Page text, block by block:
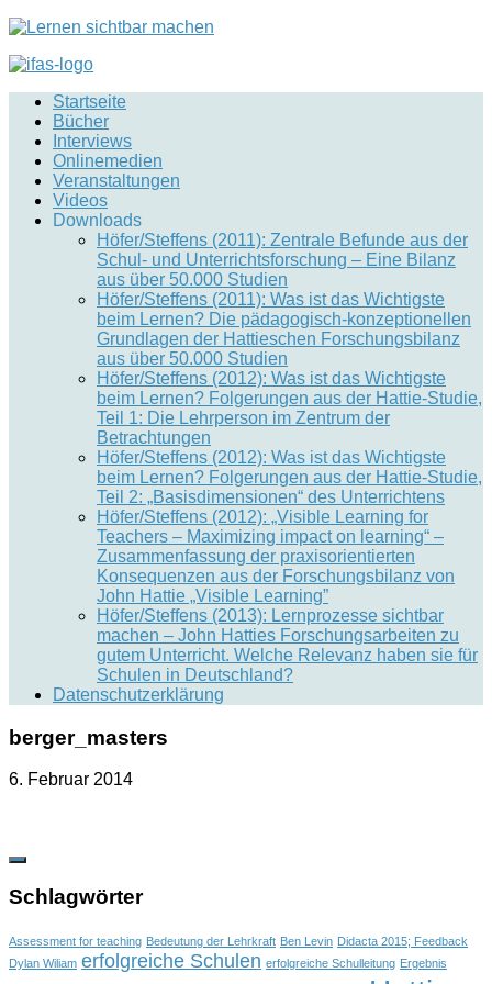
Startseite
Bücher
Interviews
Onlinemedien
Veranstaltungen
Videos
Downloads
Höfer/Steffens (2011): Zentrale Befunde aus der
Schul- und Unterrichtsforschung – Eine Bilanz
aus über 50.000 Studien
Höfer/Steffens (2011): Was ist das Wichtigste
beim Lernen? Die pädagogisch-konzeptionellen
Grundlagen der Hattieschen Forschungsbilanz
aus über 50.000 Studien
Höfer/Steffens (2012): Was ist das Wichtigste
beim Lernen? Folgerungen aus der Hattie-Studie,
Teil 1: Die Lehrperson im Zentrum der
Betrachtungen
Höfer/Steffens (2012): Was ist das Wichtigste
beim Lernen? Folgerungen aus der Hattie-Studie,
Teil 2: „Basisdimensionen“ des Unterrichtens
Höfer/Steffens (2012): „Visible Learning for
Teachers – Maximizing impact on learning“ –
Zusammenfassung der praxisorientierten
Konsequenzen aus der Forschungsbilanz von
John Hattie „Visible Learning”
Höfer/Steffens (2013): Lernprozesse sichtbar
machen – John Hatties Forschungsarbeiten zu
gutem Unterricht. Welche Relevanz haben sie für
Schulen in Deutschland?
Datenschutzerklärung
berger_masters
6. Februar 2014
Schlagwörter
Assessment for teaching Bedeutung der Lehrkraft Ben Levin Didacta 2015; Feedback
Dylan Wiliam erfolgreiche Schulen erfolgreiche Schulleitung Ergebnis